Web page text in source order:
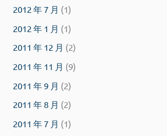
2012 年 7 月 (1)
2012 年 1 月 (1)
2011 年 12 月 (2)
2011 年 11 月 (9)
2011 年 9 月 (2)
2011 年 8 月 (2)
2011 年 7 月 (1)